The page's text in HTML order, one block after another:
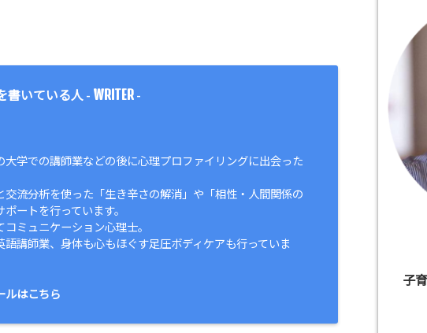
書いている人 - WRITER-
大学での講師業などの後に心理プロファイリングに出会った
交流分析を使った「生き辛さの解消」や「相性・人間関係の
ートを行っています。
ミュニケーション心理士。
語講師業、身体も心もほぐす足圧ボディケアも行っていま
ルはこちら
子